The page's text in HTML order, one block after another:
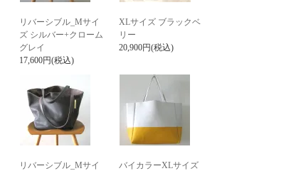
リバーシブル_Mサイ
ズ シルバー+クローム
グレイ
17,600円(税込)
XLサイズ ブラックベ
リー
20,900円(税込)
リバーシブル_Mサイ
バイカラーXLサイズ